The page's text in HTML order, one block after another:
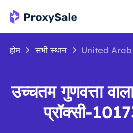
होम सभी स्थान United
उच्चतम गुणवत्ता
प्रॉक्सी-